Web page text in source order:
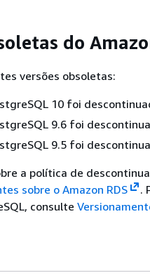
do
versões obsoletas:
10 foi
9.6 foi
9.5 foi
a política de
sobre o Amazon RDS
.
consulte